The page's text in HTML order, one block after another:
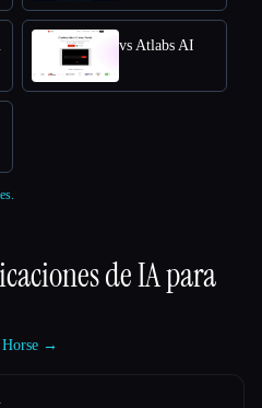
vs Atlabs AI
de IA para
Horse →